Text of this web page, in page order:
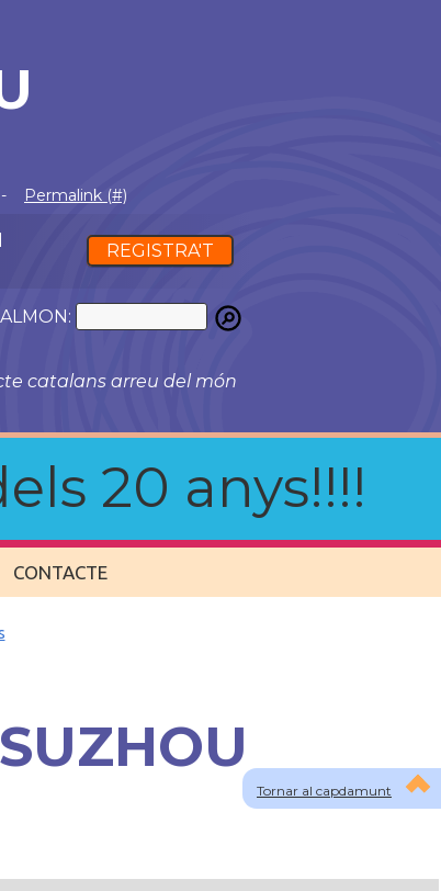
- Permalink (#)
REGISTRA'T
catalans arreu del món
20 anys!!!!
CONTACTE
Tornar al capdamunt